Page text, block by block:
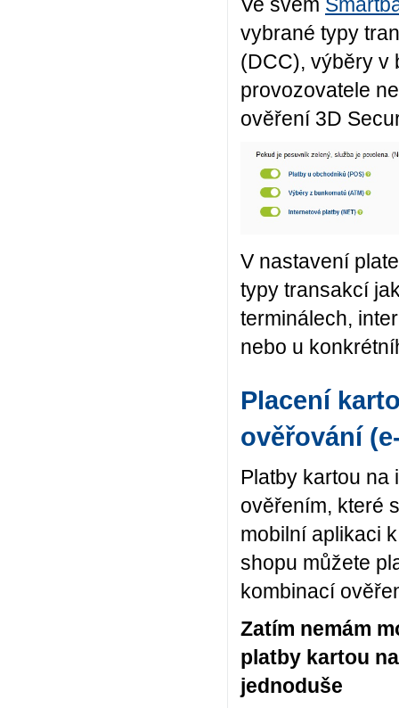
vybrané typy
(DCC), výběry v
provozovatele
ověření 3D
V nastavení
typy transakcí
terminálech,
nebo u
Placení
ověřování
Platby kartou na
ověřením, které
mobilní aplikaci
shopu můžete
kombinací
Zatím nemám
platby kartou
jednoduše